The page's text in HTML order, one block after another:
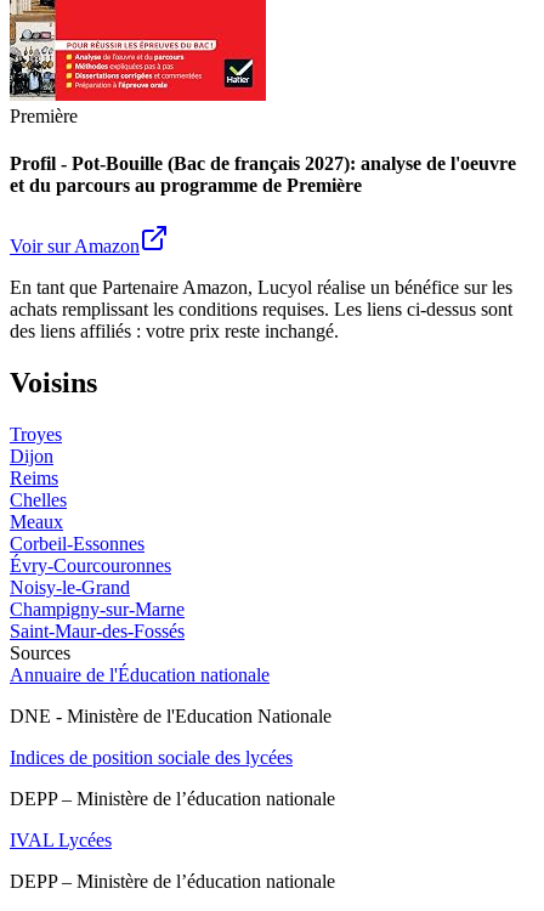
Première
Profil - Pot-Bouille (Bac de français 2027): analyse de l'oeuvre
et du parcours au programme de Première
Voir sur Amazon
En tant que Partenaire Amazon, Lucyol réalise un bénéfice sur les
achats remplissant les conditions requises. Les liens ci-dessus sont
des liens affiliés : votre prix reste inchangé.
Voisins
Troyes
Dijon
Reims
Chelles
Meaux
Corbeil-Essonnes
Évry-Courcouronnes
Noisy-le-Grand
Champigny-sur-Marne
Saint-Maur-des-Fossés
Sources
Annuaire de l'Éducation nationale
DNE - Ministère de l'Education Nationale
Indices de position sociale des lycées
DEPP – Ministère de l’éducation nationale
IVAL Lycées
DEPP – Ministère de l’éducation nationale